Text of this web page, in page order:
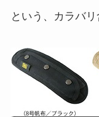
という、カラバ